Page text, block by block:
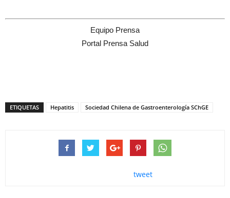
Equipo Prensa
Portal Prensa Salud
ETIQUETAS Hepatitis Sociedad Chilena de Gastroenterología SChGE
tweet